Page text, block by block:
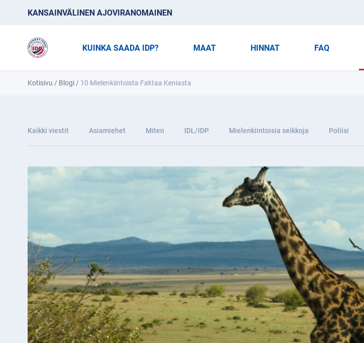
KANSAINVÄLINEN AJOVIRANOMAINEN
KUINKA SAADA IDP? MAAT HINNAT FAQ
Kotisivu / Blogi / 10 Mielenkiintoista Faktaa Keniasta
Kaikki viestit Asiamiehet Miten IDL/IDP Mielenkiintoisia seikkoja Poliisi